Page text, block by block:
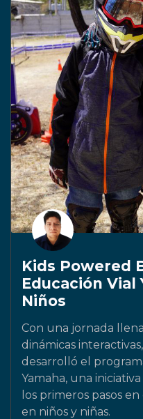
Kids Powered
Educación Vial
Niños
Con una jornada
dinámicas
desarrolló el
Yamaha, una
los primeros pasos
en niños y niñas.